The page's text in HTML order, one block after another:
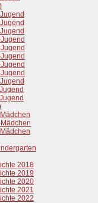
2018
2019
2020
2021
2022